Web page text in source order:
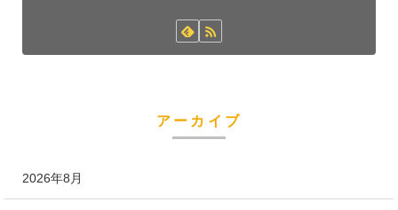
アーカイブ
2026年8月